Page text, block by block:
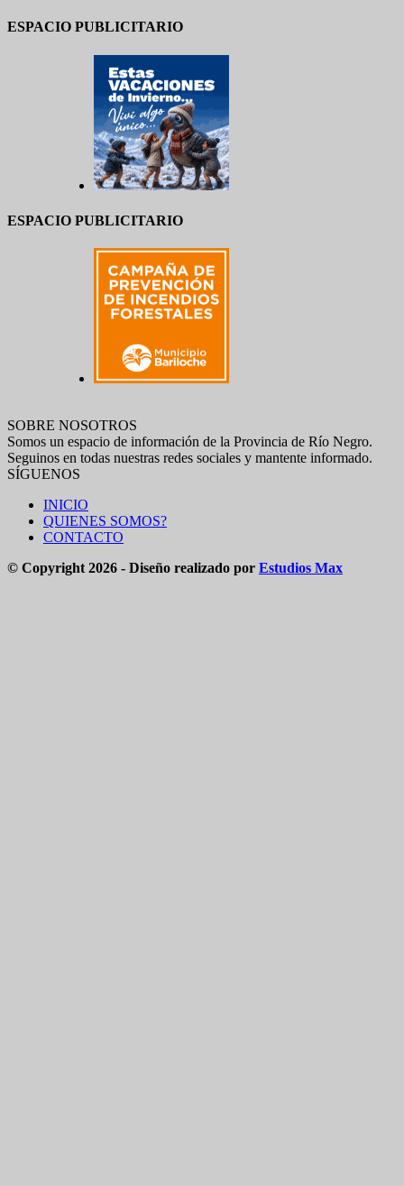
ESPACIO PUBLICITARIO
ESPACIO PUBLICITARIO
SOBRE NOSOTROS
Somos un espacio de información de la Provincia de Río Negro.
Seguinos en todas nuestras redes sociales y mantente informado.
SÍGUENOS
INICIO
QUIENES SOMOS?
CONTACTO
© Copyright 2026 - Diseño realizado por Estudios Max